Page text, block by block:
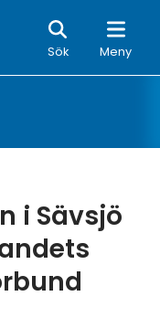
Sök Meny
Sök
i Sävsjö